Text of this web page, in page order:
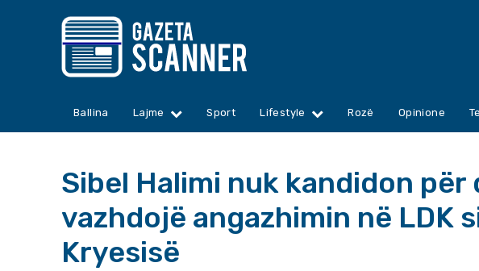
Ballina Lajme Sport Lifestyle Rozë Opinione
Sibel Halimi nuk kandidon
vazhdojë angazhimin në LDK
Kryesisë